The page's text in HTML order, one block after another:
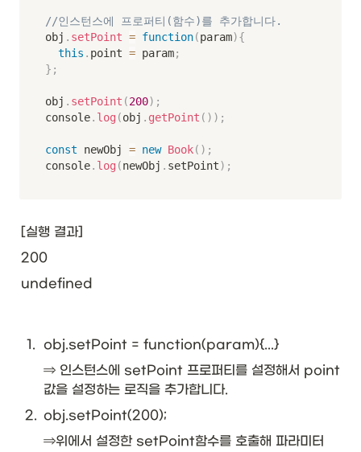
//인스턴스에 프로퍼티(함수)를 추가합니다.
obj . setPoint = function(param){
this . point = param;
} ;
obj . setPoint (200) ;
console. log (obj . getPoint ( ) ) ;
const newObj = new Book( ) ;
console. log (newObj . setPoint) ;
[실행 결과]
200
undefined
1 . obj.setPoint = function(param){...}
⇒ 인스턴스에 setPoint 프로퍼티를 설정해서 point
값을 설정하는 로직을 추가합니다.
2. obj.setPoint(200);
⇒위에서 설정한 setPoint함수를 호출해 파라미터